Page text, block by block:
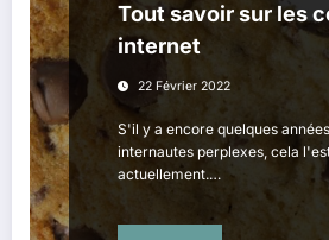
Tout savoir sur les
internet
22 Février 2022
S'il y a encore quelques
internautes perplexes, cela
actuellement.…